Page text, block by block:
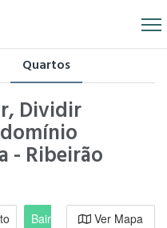
Quartos
Dividir
- Ribeirão
Bairro / RegiãoVer Mapa